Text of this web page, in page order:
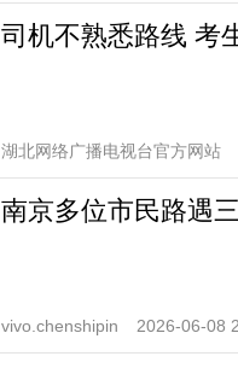
司机不熟悉路线 考
湖北网络广播电视台官方网站
南京多位市民路遇
vivo.chenshipin 2026-06-08